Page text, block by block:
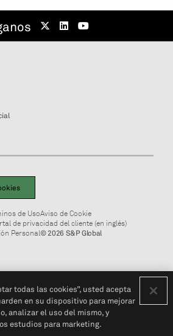
de UsoAviso de Cookie
de privacidad del cliente (en inglés)
Personal© 2026 S&P Global
todas las cookies”, usted acepta
en su dispositivo para mejorar
analizar el uso del mismo, y
estudios para marketing.